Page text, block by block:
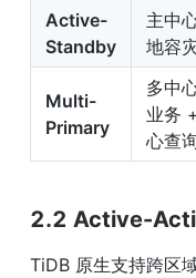
Active-
Standby
主中
地容
Multi-
Primary
多中
业务
心查
2.2 Active-
TiDB 原生支持跨区